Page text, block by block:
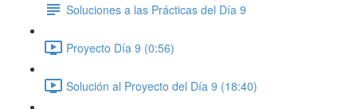
Soluciones a las Prácticas del Día 9
Proyecto Día 9 (0:56)
Solución al Proyecto del Día 9 (18:40)